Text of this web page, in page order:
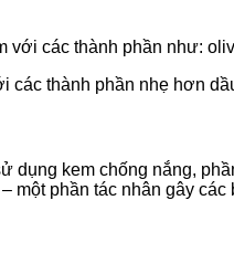
với các thành phần như:
các thành phần nhẹ hơn
dụng kem chống nắng,
một phần tác nhân gây các